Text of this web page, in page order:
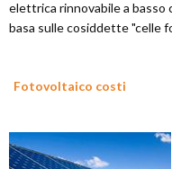
elettrica rinnovabile a basso
basa sulle cosiddette "celle
Fotovoltaico costi